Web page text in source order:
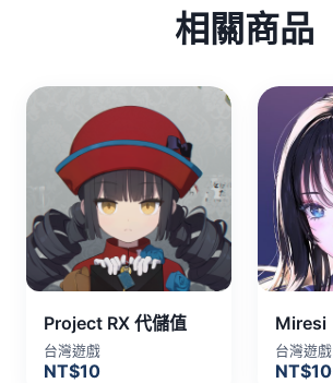
相關商品
Project RX 代儲值
台灣遊戲
NT$10
台灣遊戲
NT$10